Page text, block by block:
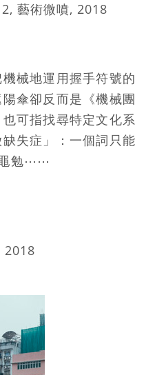
藝術微噴, 2018
械地運用握手符號的
傘卻反而是《機械團
可指找尋特定文化系
失症」：一個詞只能
黽勉⋯⋯
2018